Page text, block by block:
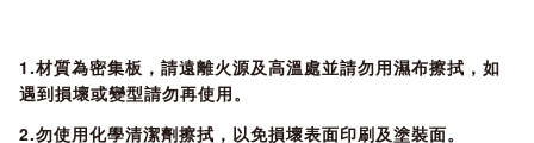
1.材質為密集板，請遠離火源及高溫處並請勿用濕布擦拭，如
遇到損壞或變型請勿再使用。
2.勿使用化學清潔劑擦拭，以免損壞表面印刷及塗裝面。